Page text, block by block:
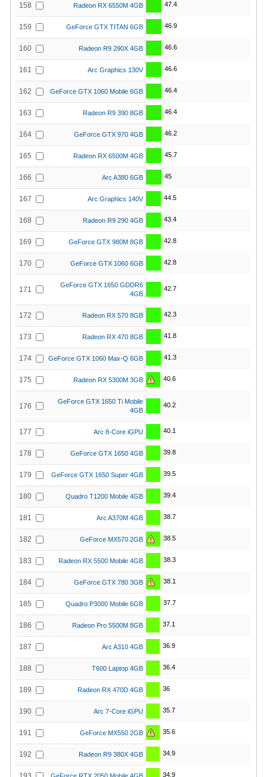
158 Radeon RX 6550M 4GB 47.4
159 GeForce GTX TITAN 6GB 46.9
160 Radeon R9 290X 4GB 46.6
161 Arc Graphics 130V 46.6
162 GeForce GTX 1060 Mobile 6GB 46.4
163 Radeon R9 390 8GB 46.4
164 GeForce GTX 970 4GB 46.2
165 Radeon RX 6500M 4GB 45.7
166 Arc A380 6GB 45
167 Arc Graphics 140V 44.5
168 Radeon R9 290 4GB 43.4
169 GeForce GTX 980M 8GB 42.8
170 GeForce GTX 1060 6GB 42.8
171
GeForce GTX 1650 GDDR6
4GB
42.7
172 Radeon RX 570 8GB 42.3
173 Radeon RX 470 8GB 41.8
174 GeForce GTX 1060 Max-Q 6GB 41.3
175 Radeon RX 5300M 3GB 40.6
176
GeForce GTX 1650 Ti Mobile
4GB
40.2
177 Arc 8-Core iGPU 40.1
178 GeForce GTX 1650 4GB 39.8
179 GeForce GTX 1650 Super 4GB 39.5
180 Quadro T1200 Mobile 4GB 39.4
181 Arc A370M 4GB 38.7
182 GeForce MX570 2GB 38.5
183 Radeon RX 5500 Mobile 4GB 38.3
184 GeForce GTX 780 3GB 38.1
185 Quadro P3000 Mobile 6GB 37.7
186 Radeon Pro 5500M 8GB 37.1
187 Arc A310 4GB 36.9
188 T600 Laptop 4GB 36.4
189 Radeon RX 470D 4GB 36
190 Arc 7-Core iGPU 35.7
191 GeForce MX550 2GB 35.6
192 Radeon R9 380X 4GB 34.9
34.9